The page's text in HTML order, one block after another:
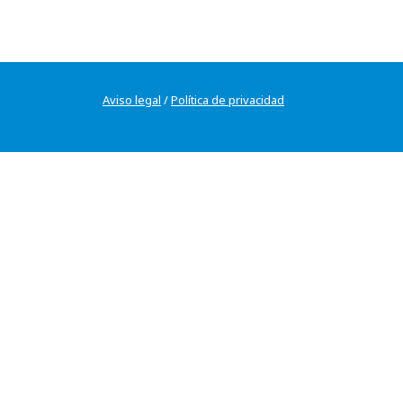
Aviso legal /Política de privacidad